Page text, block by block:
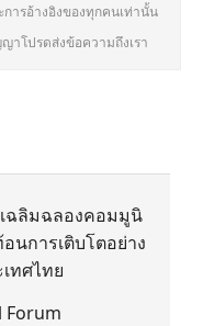
การอ้างอิงของทุกคนเท่านั้น
าโปรดส่งข้อความถึงเรา
เฉลิมฉลองคอมมูนิ
นการเติบโตอย่าง
ทศไทย